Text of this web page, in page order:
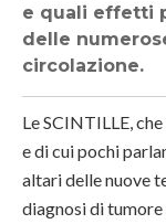
e quali effetti
delle
circolazione.
Le SCINTILLE,
e di cui pochi
altari delle nuove
diagnosi di